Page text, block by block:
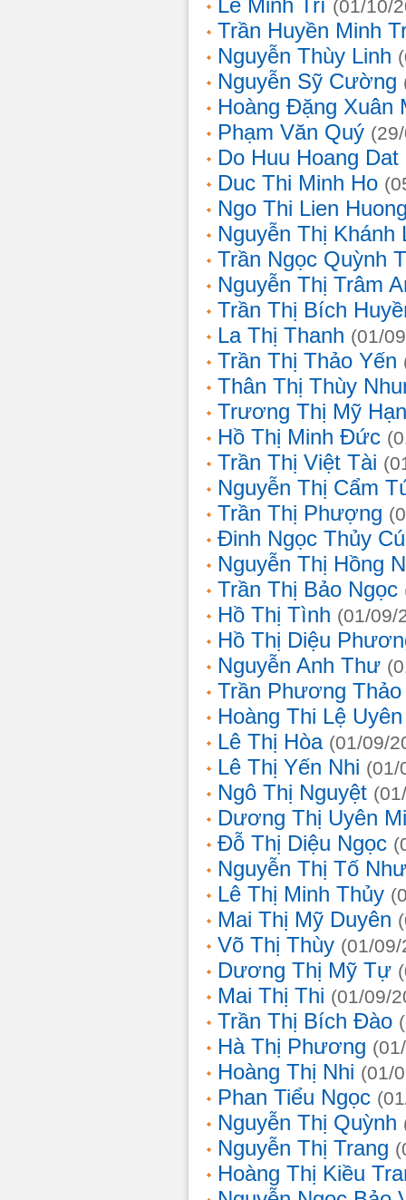
Lê Minh Trí (01/10/
Trần Huyền Minh
Nguyễn Thùy Linh
Nguyễn Sỹ Cường
Hoàng Đặng Xuân
Phạm Văn Quý
Do Huu Hoang Dat
Duc Thi Minh Ho
Ngo Thi Lien
Nguyễn Thị Khánh
Trần Ngọc Quỳnh
Nguyễn Thị Trâm
Trần Thị Bích
La Thị Thanh (01/
Trần Thị Thảo Yến
Thân Thị Thùy
Trương Thị Mỹ
Hồ Thị Minh Đức
Trần Thị Việt Tài
Nguyễn Thị Cẩm
Trần Thị Phượng
Đinh Ngọc Thủy
Nguyễn Thị Hồng
Trần Thị Bảo Ngọc
Hồ Thị Tình (01/09/
Hồ Thị Diệu
Nguyễn Anh Thư
Trần Phương Thảo
Hoàng Thi Lệ Uyên
Lê Thị Hòa (01/09/
Lê Thị Yến Nhi (01/
Ngô Thị Nguyệt
Dương Thị Uyên Mi
Đỗ Thị Diệu Ngọc
Nguyễn Thị Tố Như
Lê Thị Minh Thủy
Mai Thị Mỹ Duyên
Võ Thị Thùy (01/
Dương Thị Mỹ Tự
Mai Thị Thi (01/09/
Trần Thị Bích Đào
Hà Thị Phương
Hoàng Thị Nhi (01/
Phan Tiểu Ngọc
Nguyễn Thị Quỳnh
Nguyễn Thị Trang
Hoàng Thị Kiều